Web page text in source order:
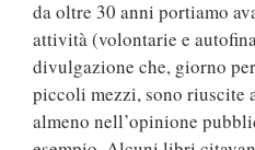
da oltre 30 anni portiamo
attività (volontarie e
divulgazione che, giorno
piccoli mezzi, sono riuscite
almeno nell’opinione